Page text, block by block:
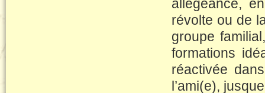
allégeance,
révolte ou de
groupe
formations
réactivée
l’ami(e),